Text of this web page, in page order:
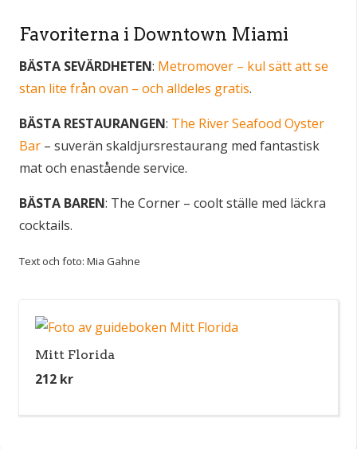
Favoriterna i Downtown Miami
BÄSTA SEVÄRDHETEN: Metromover – kul sätt att se
stan lite från ovan – och alldeles gratis.
BÄSTA RESTAURANGEN: The River Seafood Oyster
Bar – suverän skaldjursrestaurang med fantastisk
mat och enastående service.
BÄSTA BAREN: The Corner – coolt ställe med läckra
cocktails.
Text och foto: Mia Gahne
Mitt Florida
212 kr